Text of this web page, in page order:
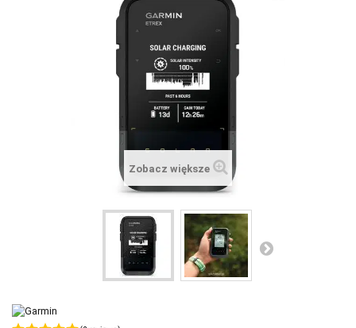
OBAKU DENMARK ZEGARKI
Zobacz większe